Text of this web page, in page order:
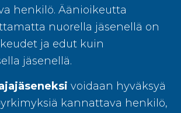
henkilö. Äänioikeutta
nuorella jäsenellä on
ja edut kuin
jäsenellä.
voidaan hyväksyä
kannattava henkilö,